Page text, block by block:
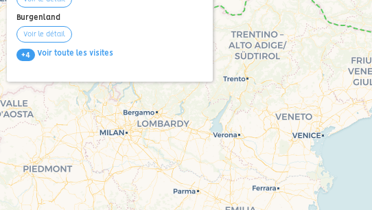
Burgenland
Voir le détail
+4 Voir toute les visites